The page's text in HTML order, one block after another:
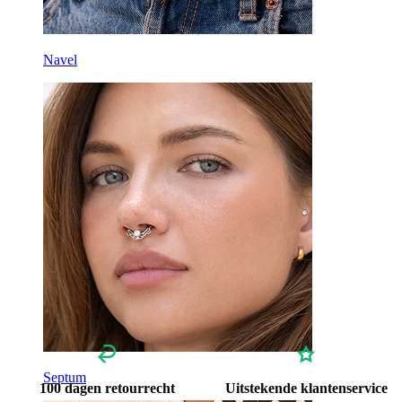
Navel
Septum
Titanium
100 dagen retourrecht Uitstekende klantenservice